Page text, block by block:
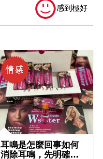
感到極好
耳鳴是怎麼回事如何
消除耳鳴，先明確原